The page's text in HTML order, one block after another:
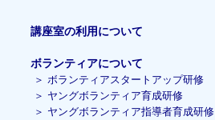
講座室の利用について
ボランティアについて
＞ ボランティアスタートアップ研修
＞ ヤングボランティア育成研修
＞ ヤングボランティア指導者育成研修